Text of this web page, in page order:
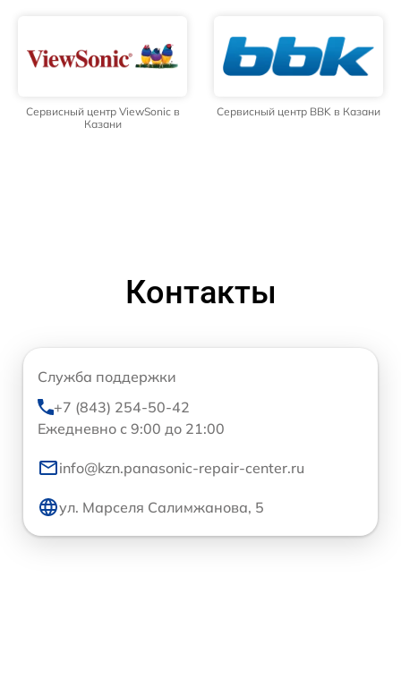
Сервисный центр ViewSonic в
Казани
Сервисный центр BBK в Казани
Контакты
Служба поддержки
+7 (843) 254-50-42
Ежедневно с 9:00 до 21:00
info@kzn.panasonic-repair-center.ru
ул. Марселя Салимжанова, 5